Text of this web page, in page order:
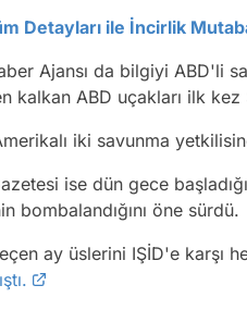
Detayları ile İncirlik
Ajansı da bilgiyi ABD'li
kalkan ABD uçakları ilk
iki savunma
ise dün gece
bombalandığını öne sürdü.
ay üslerini IŞİD'e karşı